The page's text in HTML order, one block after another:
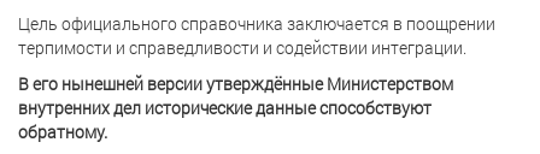
Цель официального справочника заключается в поощрении
терпимости и справедливости и содействии интеграции.
В его нынешней версии утверждённые Министерством
внутренних дел исторические данные способствуют
обратному.